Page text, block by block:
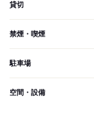
貸切
禁煙・喫煙
駐車場
空間・設備